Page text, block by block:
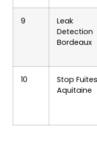
9
Leak
Detection
Bordeaux
10
Stop Fuites
Aquitaine